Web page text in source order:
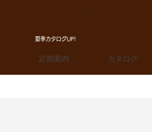
夏季カタログUP!
定期案内 カタログ